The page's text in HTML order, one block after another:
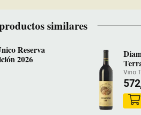
similares
Reserva
2026
Vino